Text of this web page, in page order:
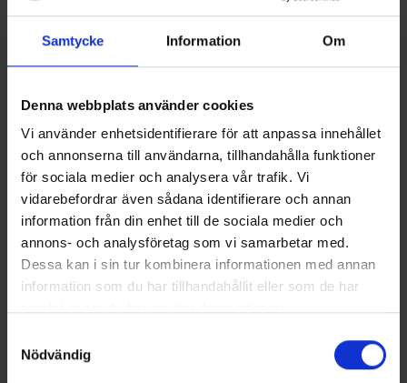
Samtycke Information Om
Denna webbplats använder cookies
Vi använder enhetsidentifierare för att anpassa innehållet
och annonserna till användarna, tillhandahålla funktioner
för sociala medier och analysera vår trafik. Vi
vidarebefordrar även sådana identifierare och annan
information från din enhet till de sociala medier och
annons- och analysföretag som vi samarbetar med.
Dessa kan i sin tur kombinera informationen med annan
information som du har tillhandahållit eller som de har
Nödvändig
kombination med kemisk fosforrening, när CO2-
utsläpp, energianvändning och energiåtervinning
var viktiga aspekter.
Läs mer om doktorsavhandlingen >>
Medlemmar